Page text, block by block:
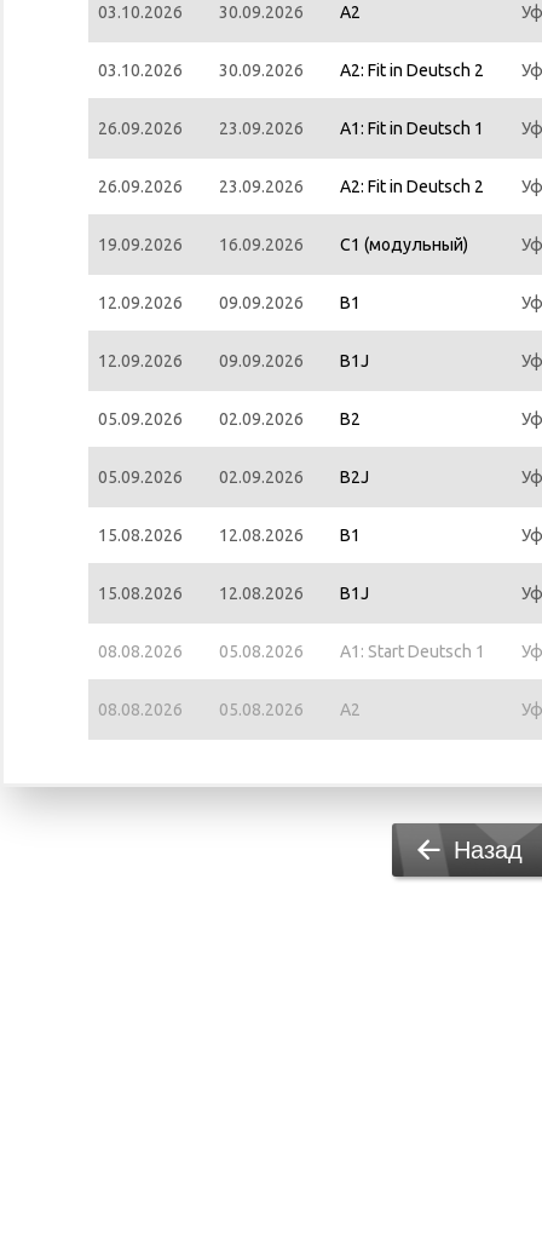
03.10.2026 30.09.2026 A2
03.10.2026 30.09.2026 A2: Fit in Deutsch 2
26.09.2026 23.09.2026 A1: Fit in Deutsch 1
26.09.2026 23.09.2026 A2: Fit in Deutsch 2
19.09.2026 16.09.2026 С1 (модульный)
12.09.2026 09.09.2026 B1
12.09.2026 09.09.2026 B1J
05.09.2026 02.09.2026 B2
05.09.2026 02.09.2026 B2J
15.08.2026 12.08.2026 B1
15.08.2026 12.08.2026 B1J
08.08.2026 05.08.2026 A1: Start Deutsch 1
08.08.2026 05.08.2026 A2
Назад